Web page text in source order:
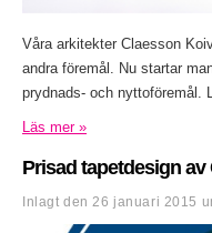
Våra arkitekter Claesson
andra föremål. Nu startar
prydnads- och nyttoföremål.
Läs mer »
Prisad tapetdesign
Inlagt den 26 januari 2015